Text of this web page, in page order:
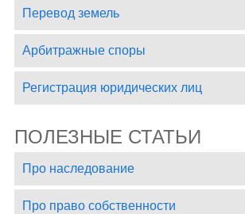
Перевод земель
Арбитражные споры
Регистрация юридических лиц
ПОЛЕЗНЫЕ СТАТЬИ
Про наследование
Про право собственности